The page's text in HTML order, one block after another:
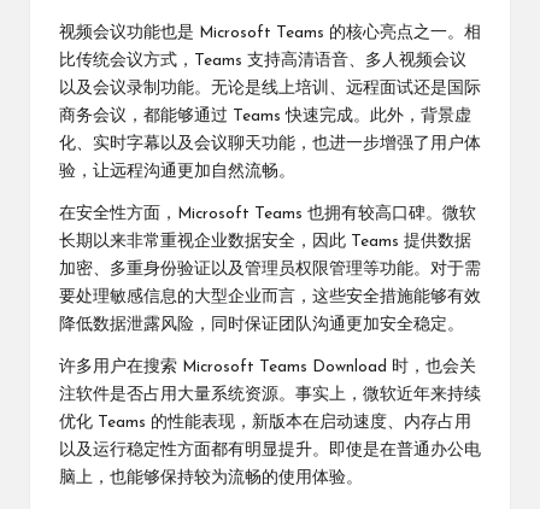
视频会议功能也是 Microsoft Teams 的核心亮点之一。相
比传统会议方式，Teams 支持高清语音、多人视频会议
以及会议录制功能。无论是线上培训、远程面试还是国际
商务会议，都能够通过 Teams 快速完成。此外，背景虚
化、实时字幕以及会议聊天功能，也进一步增强了用户体
验，让远程沟通更加自然流畅。
在安全性方面，Microsoft Teams 也拥有较高口碑。微软
长期以来非常重视企业数据安全，因此 Teams 提供数据
加密、多重身份验证以及管理员权限管理等功能。对于需
要处理敏感信息的大型企业而言，这些安全措施能够有效
降低数据泄露风险，同时保证团队沟通更加安全稳定。
许多用户在搜索 Microsoft Teams Download 时，也会关
注软件是否占用大量系统资源。事实上，微软近年来持续
优化 Teams 的性能表现，新版本在启动速度、内存占用
以及运行稳定性方面都有明显提升。即使是在普通办公电
脑上，也能够保持较为流畅的使用体验。